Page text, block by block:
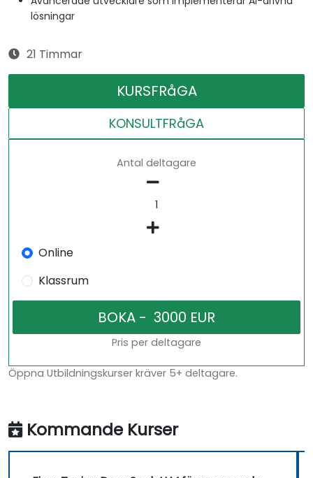
lösningar
21 Timmar
KURSFRåGA
KONSULTFRåGA
Antal deltagare
Online
Klassrum
Pris per deltagare
Öppna Utbildningskurser kräver 5+ deltagare.
Kommande Kurser